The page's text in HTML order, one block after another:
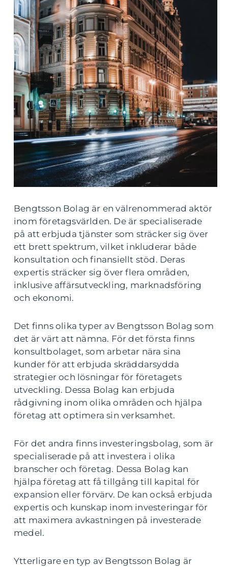
Bengtsson Bolag är en välrenommerad aktör
inom företagsvärlden. De är specialiserade
på att erbjuda tjänster som sträcker sig över
ett brett spektrum, vilket inkluderar både
konsultation och finansiellt stöd. Deras
expertis sträcker sig över flera områden,
inklusive affärsutveckling, marknadsföring
och ekonomi.
Det finns olika typer av Bengtsson Bolag som
det är värt att nämna. För det första finns
konsultbolaget, som arbetar nära sina
kunder för att erbjuda skräddarsydda
strategier och lösningar för företagets
utveckling. Dessa Bolag kan erbjuda
rådgivning inom olika områden och hjälpa
företag att optimera sin verksamhet.
För det andra finns investeringsbolag, som är
specialiserade på att investera i olika
branscher och företag. Dessa Bolag kan
hjälpa företag att få tillgång till kapital för
expansion eller förvärv. De kan också erbjuda
expertis och kunskap inom investeringar för
att maximera avkastningen på investerade
medel.
Ytterligare en typ av Bengtsson Bolag är